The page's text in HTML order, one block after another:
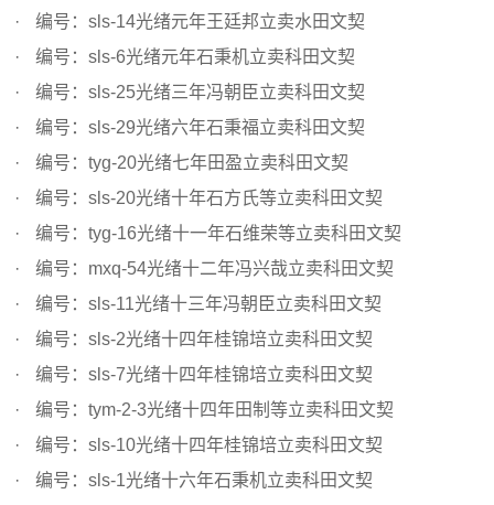
编号：sls-14光绪元年王廷邦立卖水田文契
编号：sls-6光绪元年石秉机立卖科田文契
编号：sls-25光绪三年冯朝臣立卖科田文契
编号：sls-29光绪六年石秉福立卖科田文契
编号：tyg-20光绪七年田盈立卖科田文契
编号：sls-20光绪十年石方氏等立卖科田文契
编号：tyg-16光绪十一年石维荣等立卖科田文契
编号：mxq-54光绪十二年冯兴哉立卖科田文契
编号：sls-11光绪十三年冯朝臣立卖科田文契
编号：sls-2光绪十四年桂锦培立卖科田文契
编号：sls-7光绪十四年桂锦培立卖科田文契
编号：tym-2-3光绪十四年田制等立卖科田文契
编号：sls-10光绪十四年桂锦培立卖科田文契
编号：sls-1光绪十六年石秉机立卖科田文契